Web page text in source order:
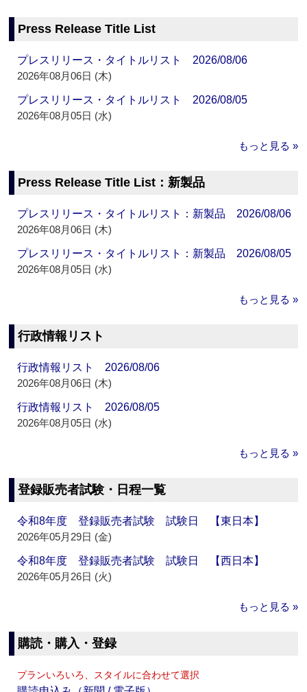
Press Release Title List
プレスリリース・タイトルリスト 2026/08/06
2026年08月06日 (木)
プレスリリース・タイトルリスト 2026/08/05
2026年08月05日 (水)
もっと見る »
Press Release Title List：新製品
プレスリリース・タイトルリスト：新製品 2026/08/06
2026年08月06日 (木)
プレスリリース・タイトルリスト：新製品 2026/08/05
2026年08月05日 (水)
もっと見る »
行政情報リスト
行政情報リスト 2026/08/06
2026年08月06日 (木)
行政情報リスト 2026/08/05
2026年08月05日 (水)
もっと見る »
登録販売者試験・日程一覧
令和8年度 登録販売者試験 試験日 【東日本】
2026年05月29日 (金)
令和8年度 登録販売者試験 試験日 【西日本】
2026年05月26日 (火)
もっと見る »
購読・購入・登録
プランいろいろ、スタイルに合わせて選択